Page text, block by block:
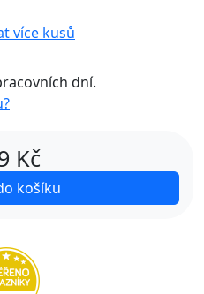
více kusů
dní.
Kč
košíku